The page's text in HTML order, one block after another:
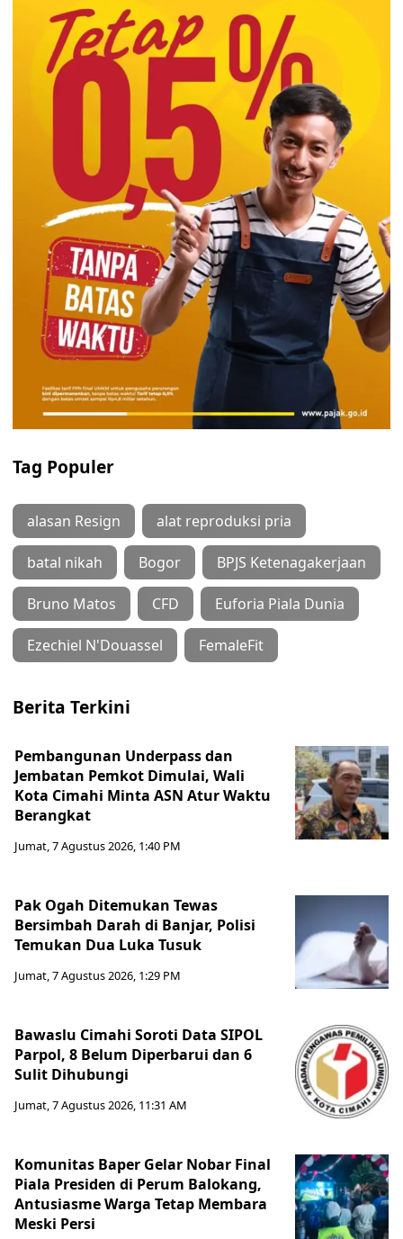
Tag Populer
alasan Resign alat reproduksi pria
batal nikah Bogor BPJS Ketenagakerjaan
Bruno Matos CFD Euforia Piala Dunia
Ezechiel N'Douassel FemaleFit
Berita Terkini
Pembangunan Underpass dan
Jembatan Pemkot Dimulai, Wali
Kota Cimahi Minta ASN Atur Waktu
Berangkat
Jumat, 7 Agustus 2026, 1:40 PM
Pak Ogah Ditemukan Tewas
Bersimbah Darah di Banjar, Polisi
Temukan Dua Luka Tusuk
Jumat, 7 Agustus 2026, 1:29 PM
Bawaslu Cimahi Soroti Data SIPOL
Parpol, 8 Belum Diperbarui dan 6
Sulit Dihubungi
Jumat, 7 Agustus 2026, 11:31 AM
Komunitas Baper Gelar Nobar Final
Piala Presiden di Perum Balokang,
Antusiasme Warga Tetap Membara
Meski Persi